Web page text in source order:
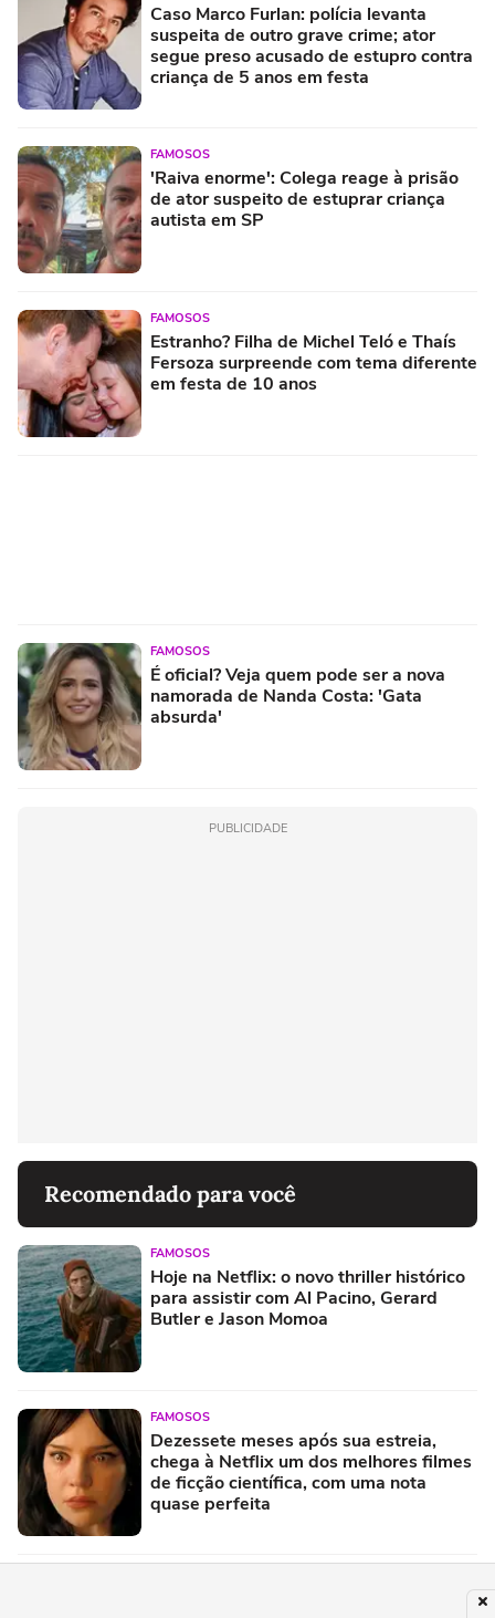
Caso Marco Furlan: polícia levanta
suspeita de outro grave crime; ator
segue preso acusado de estupro contra
criança de 5 anos em festa
FAMOSOS
'Raiva enorme': Colega reage à prisão
de ator suspeito de estuprar criança
autista em SP
FAMOSOS
Estranho? Filha de Michel Teló e Thaís
Fersoza surpreende com tema diferente
em festa de 10 anos
FAMOSOS
É oficial? Veja quem pode ser a nova
namorada de Nanda Costa: 'Gata
absurda'
PUBLICIDADE
Recomendado para você
FAMOSOS
Hoje na Netflix: o novo thriller histórico
para assistir com Al Pacino, Gerard
Butler e Jason Momoa
FAMOSOS
Dezessete meses após sua estreia,
chega à Netflix um dos melhores filmes
de ficção científica, com uma nota
quase perfeita